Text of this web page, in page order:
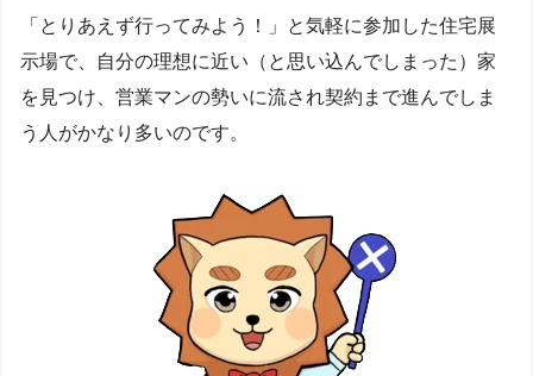
「とりあえず行ってみよう！」と気軽に参加した住宅展
示場で、自分の理想に近い（と思い込んでしまった）家
を見つけ、営業マンの勢いに流され契約まで進んでしま
う人がかなり多いのです。